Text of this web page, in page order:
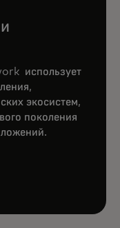
использует
экосистем,
поколения